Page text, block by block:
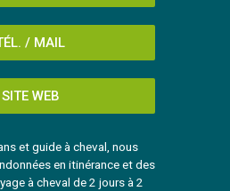
/ MAIL
SITE WEB
et guide à cheval, nous
en itinérance et des
à cheval de 2 jours à 2